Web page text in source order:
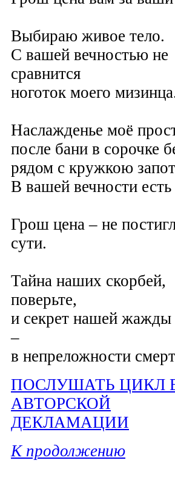
Выбираю живое тело.
С вашей вечностью не
сравнится
ноготок моего
Наслажденье моё
после бани в сорочке
рядом с кружкою
В вашей вечности есть
Грош цена – не
сути.
Тайна наших скорбей,
поверьте,
и секрет нашей
–
в непреложности
ПОСЛУШАТЬ ЦИКЛ
АВТОРСКОЙ
ДЕКЛАМАЦИИ
К продолжению